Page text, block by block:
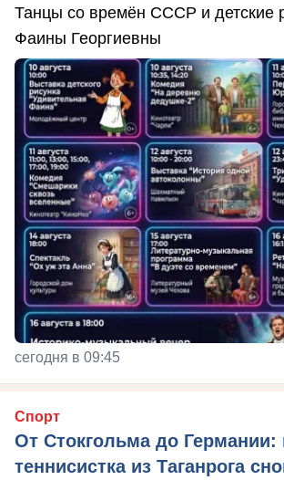
Танцы со времён СССР и детские
Фаины Георгиевны
сегодня в 09:45
Спорт
От Стокгольма до Германии:
теннисистка из Таганрога